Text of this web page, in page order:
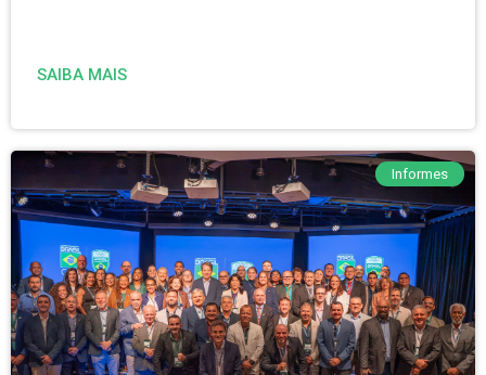
SAIBA MAIS
Informes